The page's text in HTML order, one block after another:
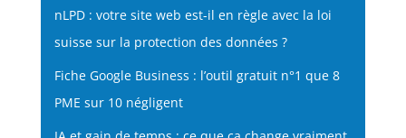
nLPD : votre site web est-il en règle avec la loi
suisse sur la protection des données ?
Fiche Google Business : l’outil gratuit n°1 que 8
PME sur 10 négligent